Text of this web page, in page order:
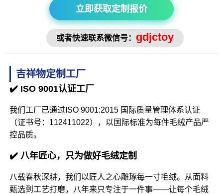
立即获取定制报价
或者快速联系微信号： gdjctoy
吉祥物定制工厂
✔️ ISO 9001认证工厂
我们工厂已通过ISO 9001:2015 国际质量管理体系认证
（证书号：112411022），以国际标准为每件毛绒产品严
控品质。
✔️ 八年匠心，只为做好毛绒定制
八载春秋深耕，我们以匠人之心雕琢每一寸毛绒。从面料
甄选到工艺打磨，八年来只专注于一件事——让每个毛绒